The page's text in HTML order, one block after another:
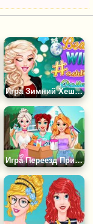
Игра Зимний Хештег Челлендж Белль
Игра Переезд Принцесс: Декор Дома